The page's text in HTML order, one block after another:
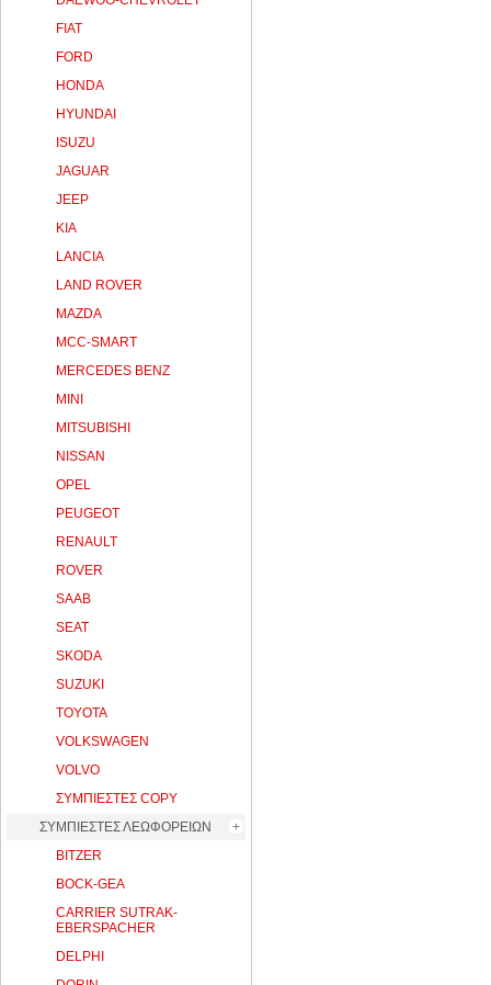
FIAT
FORD
HONDA
HYUNDAI
ISUZU
JAGUAR
JEEP
KIA
LANCIA
LAND ROVER
MAZDA
MCC-SMART
MERCEDES BENZ
MINI
MITSUBISHI
NISSAN
OPEL
PEUGEOT
RENAULT
ROVER
SAAB
SEAT
SKODA
SUZUKI
TOYOTA
VOLKSWAGEN
VOLVO
ΣΥΜΠΙΕΣΤΕΣ COPY
ΣΥΜΠΙΕΣΤΕΣ ΛΕΩΦΟΡΕΙΩΝ
BITZER
BOCK-GEA
CARRIER SUTRAK-
EBERSPACHER
DELPHI